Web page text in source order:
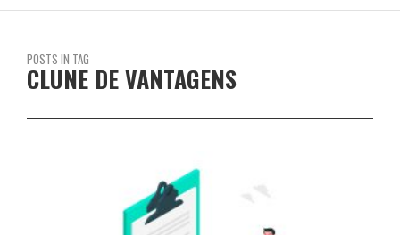
POSTS IN TAG
CLUNE DE VANTAGENS